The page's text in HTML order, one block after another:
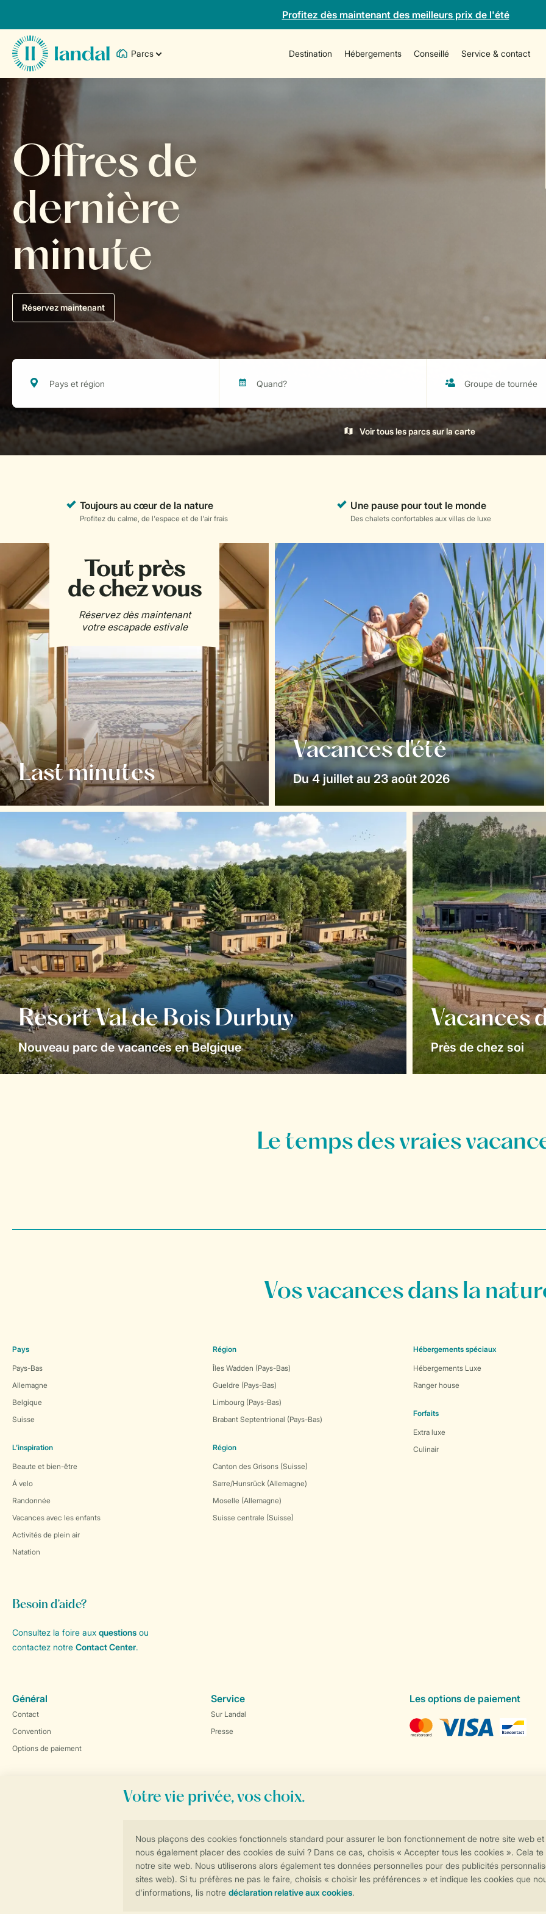
Profitez dès maintenant des meilleurs prix de l'été
Parcs Destination Hébergements Conseillé Service & contact
Offres de
dernière
minute
Réservez maintenant
Voir tous les parcs sur la carte
Last minutes
Vacances d'été
Du 4 juillet au 23 août 2026
Resort Val de Bois Durbuy
Nouveau parc de vacances en Belgique
Vacances
Près de chez soi
Contrôle de votre vie privée
Vos vacances dans la
Pays
Pays-Bas
Allemagne
Belgique
Suisse
L’inspiration
Beaute et bien-être
Á velo
Randonnée
Vacances avec les enfants
Activités de plein air
Natation
Région
Îles Wadden (Pays-Bas)
Gueldre (Pays-Bas)
Limbourg (Pays-Bas)
Brabant Septentrional (Pays-Bas)
Région
Canton des Grisons (Suisse)
Sarre/Hunsrück (Allemagne)
Moselle (Allemagne)
Suisse centrale (Suisse)
Hébergements spéciaux
Hébergements Luxe
Ranger house
Forfaits
Extra luxe
Culinair
Besoin d’aide?
Consultez la foire aux questions ou
contactez notre Contact Center.
Général
Contact
Convention
Options de paiement
Service
Sur Landal
Presse
Les options de paiement